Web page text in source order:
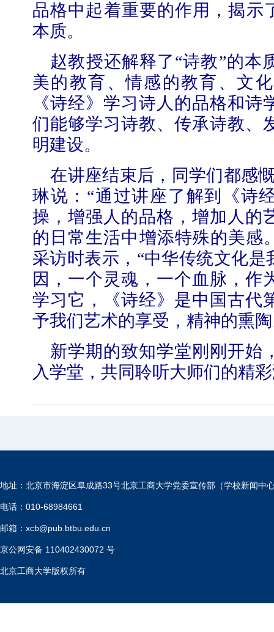
品格中起着重要的作用，揭示
本质。
赵教授还解释了“诗教”的本
美的教育、情感的教育、文
《诗经》学习诗人的品格和
们能够学习诗教、传承诗教、
明建设。
在讲座结束后，同学们都感
琳说：“通过讲座了解到《诗
操，增强人的品格，增加人的
的日常生活中增添特殊的美感
采访时表示，“中华传统文化
因，一个灵魂，一个血脉，作
学习它，《诗经》是中国古代
予我们艺术的享受，精神的熏
新学期的致知学堂刚刚开始
入学堂，共同聆听大师们的精
地址：北京市海淀区阜成路33号北京工商大学党委宣传部（学校新闻中
电话：010-68984661
邮箱：xcb@pub.btbu.edu.cn
京公网安备 110402430072 号
北京工商大学版权所有